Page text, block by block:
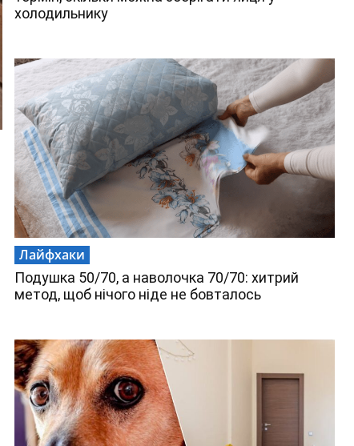
холодильнику
Лайфхаки
Подушка 50/70, а наволочка 70/70: хитрий
метод, щоб нічого ніде не бовталось